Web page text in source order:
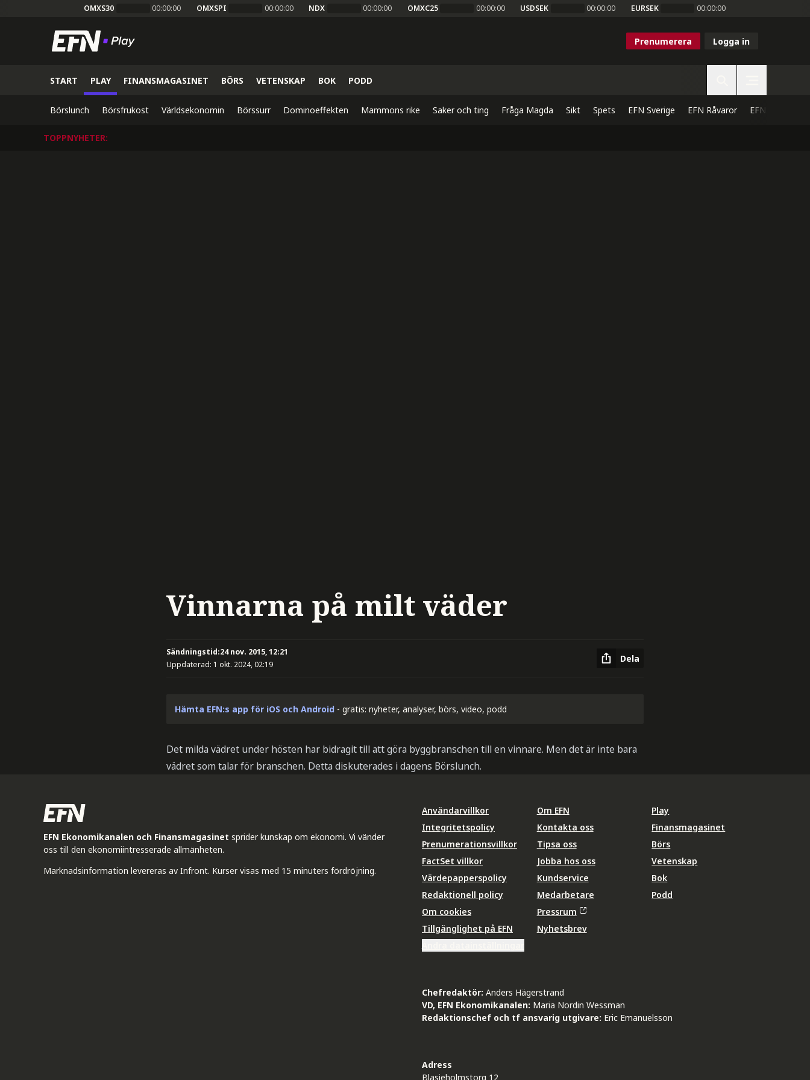
OMXS30 00:00:00 OMXSPI 00:00:00 NDX 00:00:00 OMXC25 00:00:00 USDSEK 00:00:00 EURSEK 00:00:00
Prenumerera Logga in
START PLAY FINANSMAGASINET BÖRS VETENSKAP BOK PODD
Börslunch Börsfrukost Världsekonomin Börssurr Dominoeffekten Mammons rike Saker och ting Fråga Magda Sikt Spets EFN Sverige EFN Råvaror EFN Direkt
TOPPNYHETER:
Vinnarna på milt väder
Sändningstid:24 nov. 2015, 12:21
Uppdaterad: 1 okt. 2024, 02:19
Dela
Hämta EFN:s app för iOS och Android - gratis: nyheter, analyser, börs, video, podd
Det milda vädret under hösten har bidragit till att göra byggbranschen till en vinnare. Men det är inte bara
vädret som talar för branschen. Detta diskuterades i dagens Börslunch.
EFN Ekonomikanalen och Finansmagasinet sprider kunskap om ekonomi. Vi vänder
oss till den ekonomiintresserade allmänheten.
Marknadsinformation levereras av Infront. Kurser visas med 15 minuters fördröjning.
Användarvillkor
Integritetspolicy
Prenumerationsvillkor
FactSet villkor
Värdepapperspolicy
Redaktionell policy
Om cookies
Tillgänglighet på EFN
Om EFN
Kontakta oss
Tipsa oss
Jobba hos oss
Kundservice
Medarbetare
Pressrum
Nyhetsbrev
Play
Finansmagasinet
Börs
Vetenskap
Bok
Podd
Chefredaktör: Anders Hägerstrand
VD, EFN Ekonomikanalen: Maria Nordin Wessman
Redaktionschef och tf ansvarig utgivare: Eric Emanuelsson
Adress
Blasieholmstorg 12